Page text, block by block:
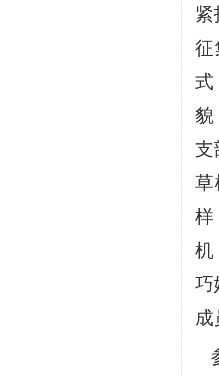
样
机
巧